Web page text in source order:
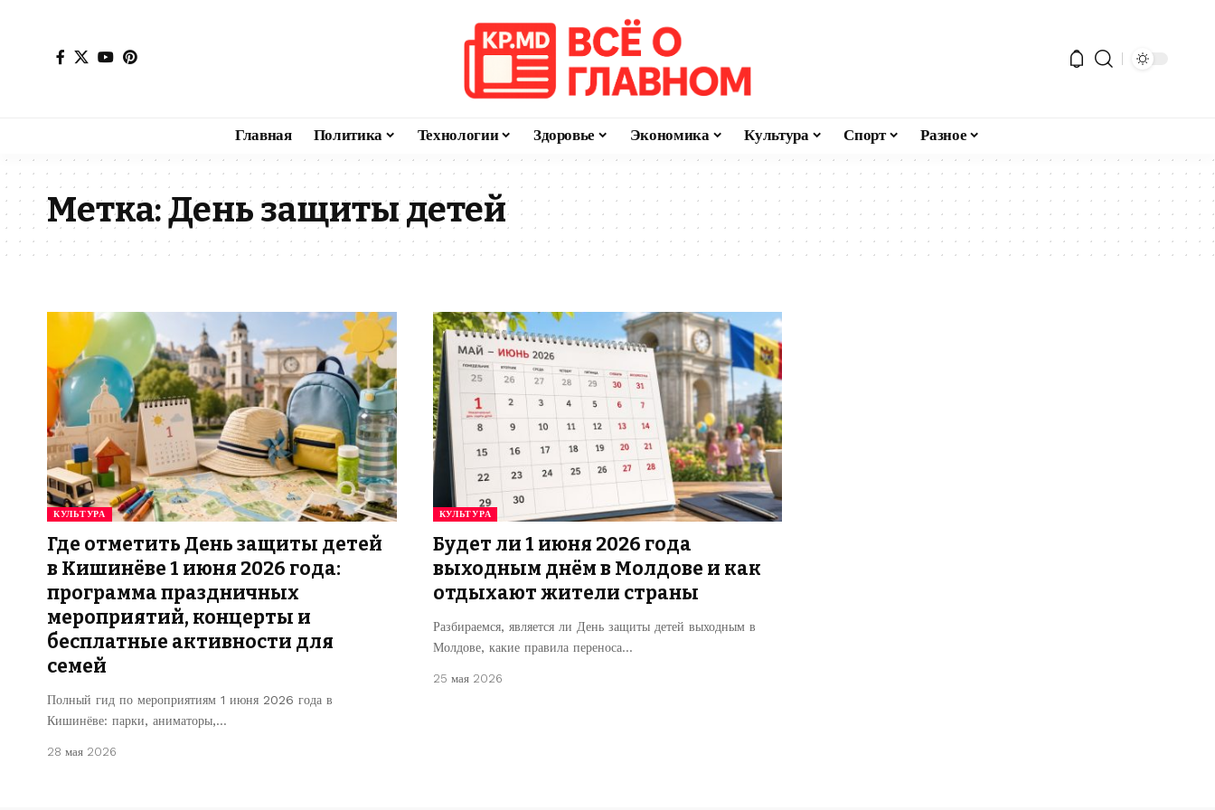
Главная Политика Технологии Здоровье Экономика Культура Спорт Разное
Метка:День защиты детей
КУЛЬТУРА
Где отметить День защиты детей
в Кишинёве 1 июня 2026 года:
программа праздничных
мероприятий, концерты и
бесплатные активности для
семей
Полный гид по мероприятиям 1 июня 2026 года в
Кишинёве: парки, аниматоры,…
28 мая 2026
КУЛЬТУРА
Будет ли 1 июня 2026 года
выходным днём в Молдове и как
отдыхают жители страны
Разбираемся, является ли День защиты детей выходным в
Молдове, какие правила переноса…
25 мая 2026